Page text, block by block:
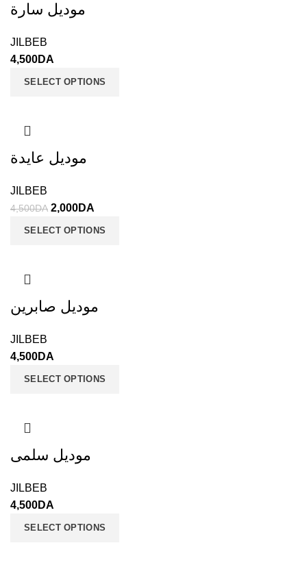
موديل سارة
JILBEB
4,500DA
SELECT OPTIONS
موديل عايدة
JILBEB
4,500DA 2,000DA
SELECT OPTIONS
موديل صابرين
JILBEB
4,500DA
SELECT OPTIONS
موديل سلمى
JILBEB
4,500DA
SELECT OPTIONS